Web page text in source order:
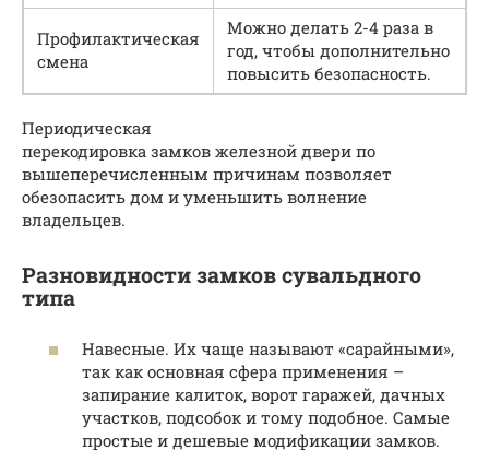
Профилактическая
смена
Можно делать 2-4 раза в
год, чтобы дополнительно
повысить безопасность.
Периодическая
перекодировка замков железной двери по
вышеперечисленным причинам позволяет
обезопасить дом и уменьшить волнение
владельцев.
Разновидности замков сувальдного
типа
Навесные. Их чаще называют «сарайными»,
так как основная сфера применения –
запирание калиток, ворот гаражей, дачных
участков, подсобок и тому подобное. Самые
простые и дешевые модификации замков.